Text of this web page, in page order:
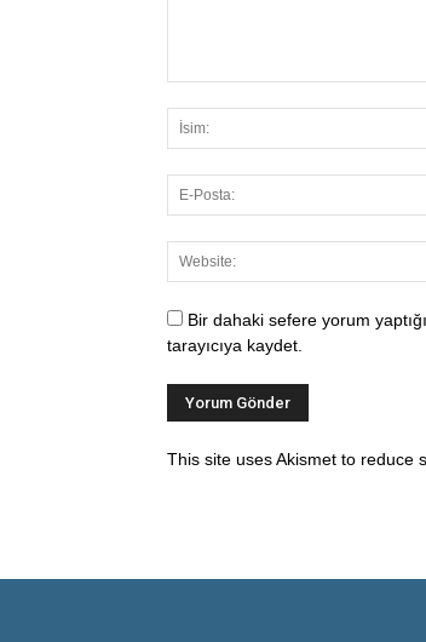
Bir dahaki sefere yorum
tarayıcıya kaydet.
This site uses Akismet to reduce